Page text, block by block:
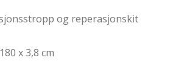
og reperasjonskit
x 3,8 cm